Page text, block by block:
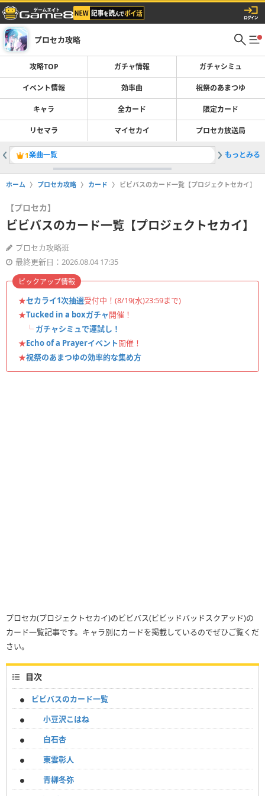
プロセカ攻略
攻略TOP ガチャ情報 ガチャシミュ
イベント情報 効率曲 祝祭のあまつゆ
キャラ 全カード 限定カード
リセマラ マイセカイ プロセカ放送局
1楽曲一覧 2
もっとみる
ホーム プロセカ攻略 カード ビビバスのカード一覧【プロジェクトセカイ】
【プロセカ】
ビビバスのカード一覧【プロジェクトセカイ】
プロセカ攻略班
最終更新日：2026.08.04 17:35
★セカライ1次抽選受付中！(8/19(水)23:59まで)
★Tucked in a boxガチャ開催！
└ ガチャシミュで運試し！
★Echo of a Prayerイベント開催！
★祝祭のあまつゆの効率的な集め方
ピックアップ情報
プロセカ(プロジェクトセカイ)のビビバス(ビビッドバッドスクアッド)の
カード一覧記事です。キャラ別にカードを掲載しているのでぜひご覧くだ
さい。
目次
ビビバスのカード一覧
小豆沢こはね
白石杏
東雲彰人
青柳冬弥